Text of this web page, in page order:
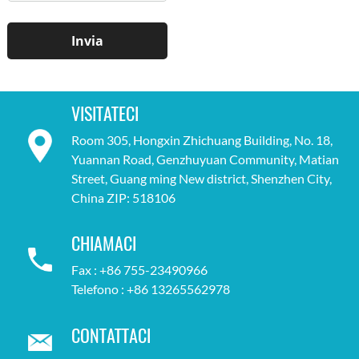
VISITATECI
Room 305, Hongxin Zhichuang Building, No. 18,
Yuannan Road, Genzhuyuan Community, Matian
Street, Guang ming New district, Shenzhen City,
China ZIP: 518106
CHIAMACI
Fax : +86 755-23490966
Telefono : +86 13265562978
CONTATTACI